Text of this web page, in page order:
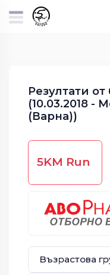
Резултати
(10.03.2018 -
(Варна))
5KM Run